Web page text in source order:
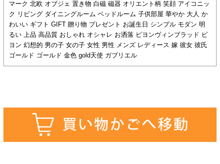
マーク 北欧 オブジェ 置き物 白磁 磁器 オリエント柄 笑顔 アイコニッ
ク リビング ダイニングルーム ベッドルーム 子供部屋 華やか 大人 か
わいい ギフト GIFT 贈り物 プレゼント お誕生日 シンプル モダン 明
るい 上品 高品質 おしゃれ オシャレ お洒落 ビヨンヴィンブラッド ビ
ヨン 幻想的 男の子 女の子 女性 男性 メンズ レディース 嫁 彼女 彼氏
ゴールド ゴールド 金色 gold天使 ガブリエル